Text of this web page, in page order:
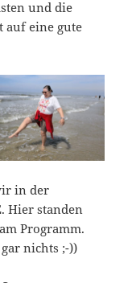
und die
auf eine gute
in der
. Hier standen
Programm.
nichts ;-))